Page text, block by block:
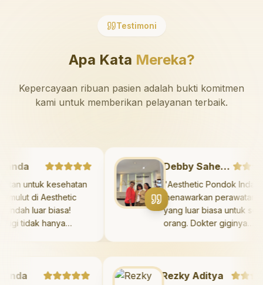
Testimoni
Apa Kata Mereka?
Kepercayaan ribuan pasien adalah bukti komitmen
kami untuk memberikan pelayanan terbaik.
untuk kesehatan
dan mulut di Aesthetic
Indah luar biasa!
gigi tidak hanya
perawatan yang
saya mengenai
Debby Sahertian
"Aesthetic Pondok
menawarkan
yang luar biasa untuk
orang. Dokter giginya
kesehatan gigi dan
Rezky Aditya